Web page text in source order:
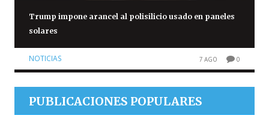
Trump impone arancel al polisilicio usado en paneles
solares
NOTICIAS 7 AGO 0
PUBLICACIONES POPULARES